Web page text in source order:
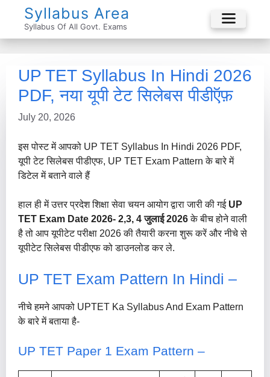
Syllabus Area
Syllabus Of All Govt. Exams
Menu
UP TET Syllabus In Hindi 2026
PDF, नया यूपी टेट सिलेबस पीडीऍफ़
July 20, 2026
इस पोस्ट में आपको UP TET Syllabus In Hindi 2026 PDF,
यूपी टेट सिलेबस पीडीएफ, UP TET Exam Pattern के बारे में
डिटेल में बताने वाले हैं
हाल ही में उत्तर प्रदेश शिक्षा सेवा चयन आयोग द्वारा जारी की गई UP
TET Exam Date 2026- 2,3, 4 जुलाई 2026के बीच होने वाली
है तो आप यूपीटेट परीक्षा 2026 की तैयारी करना शुरू करें और नीचे से
यूपीटेट सिलेबस पीडीएफ को डाउनलोड कर ले.
UP TET Exam Pattern In Hindi –
नीचे हमने आपको UPTET Ka Syllabus And Exam Pattern
के बारे में बताया है-
UP TET Paper 1 Exam Pattern –